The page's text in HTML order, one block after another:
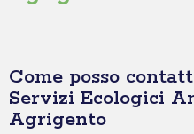
Come posso
Servizi Ecologici
Agrigento